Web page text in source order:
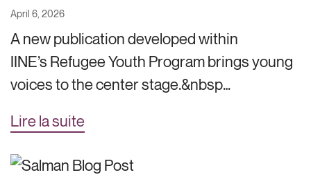
April 6, 2026
A new publication developed within
IINE’s Refugee Youth Program brings young
voices to the center stage.&nbsp…
Lire la suite